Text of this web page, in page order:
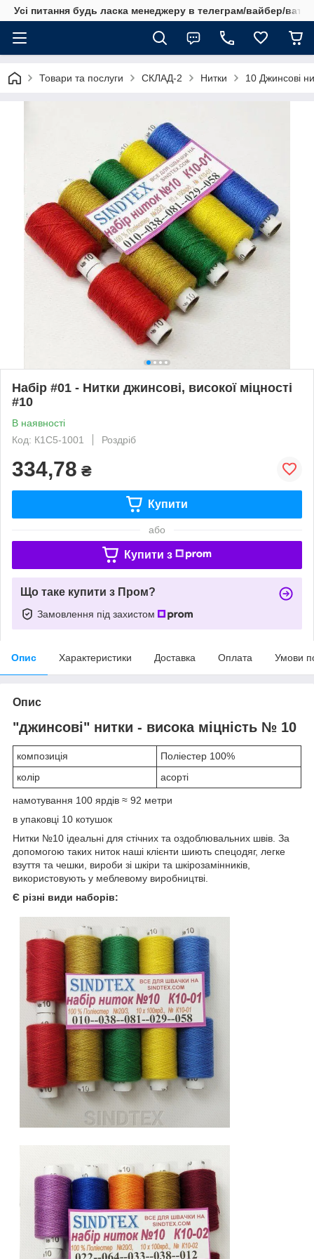
Усі питання будь ласка менеджеру в телеграм/вайбер/
Товари та послуги СКЛАД-2 Нитки 10 Джинсові
Набір #01 - Нитки джинсові, високої міцності
#10
В наявності
Код: К1С5-1001
Роздріб
334,78 ₴
Купити
або
Купити з
Що таке купити з Пром?
Замовлення під захистом
Опис Характеристики Доставка Оплата Умови
Опис
"джинсові" нитки - висока міцність № 10
композиція
Поліестер 100%
колір
асорті
намотування 100 ярдів ≈ 92 метри
в упаковці 10 котушок
Нитки №10 ідеальні для стічних та оздоблювальних швів. За
допомогою таких ниток наші клієнти шиють спецодяг, легке
взуття та чешки, вироби зі шкіри та шкірозамінників,
використовують у меблевому виробництві.
Є різні види наборів: